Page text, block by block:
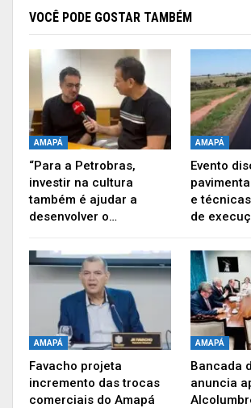
VOCÊ PODE GOSTAR TAMBÉM
AMAPÁ
“Para a Petrobras,
investir na cultura
também é ajudar a
desenvolver o…
AMAPÁ
Evento
e
de
AMAPÁ
Favacho projeta
incremento das trocas
comerciais do Amapá
AMAPÁ
Bancada
anuncia